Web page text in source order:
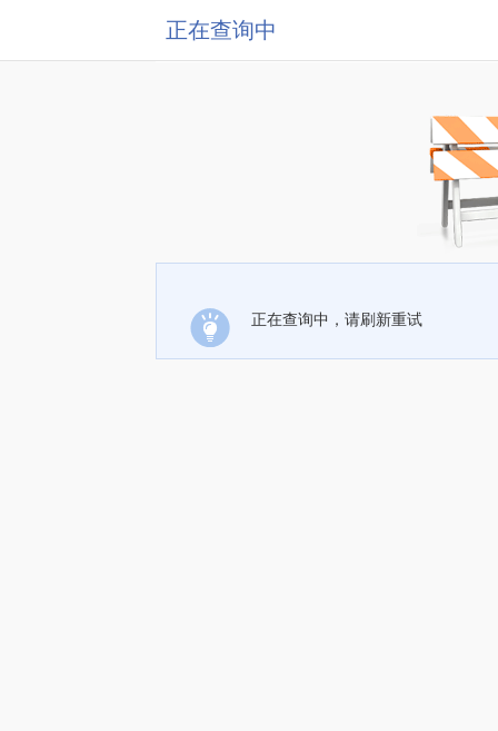
正在查询中
正在查询中，请刷新重试